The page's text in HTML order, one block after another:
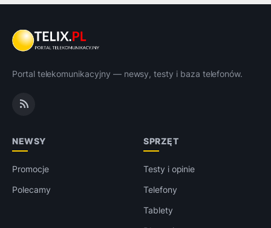
Portal telekomunikacyjny — newsy, testy i baza telefonów.
NEWSY
Promocje
Polecamy
SPRZĘT
Testy i opinie
Telefony
Tablety